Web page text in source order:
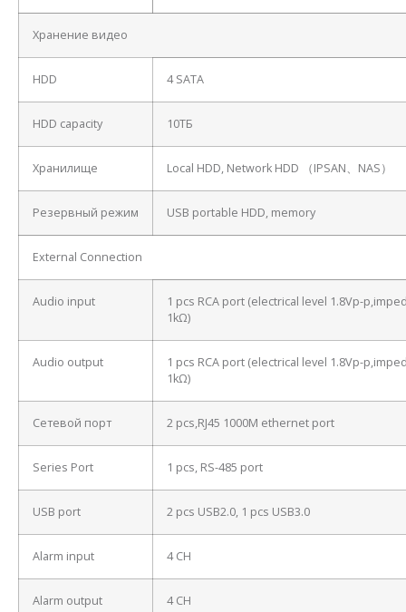
Хранение видео
HDD 4 SATA
HDD capacity 10ТБ
Хранилище Local HDD, Network HDD （IPSAN、NAS）
Резервный режим USB portable HDD, memory
External Connection
Audio input
1 pcs RCA port (electrical level 1.8Vp-
1kΩ)
Audio output
1 pcs RCA port (electrical level 1.8Vp-
1kΩ)
Сетевой порт 2 pcs,RJ45 1000M ethernet port
Series Port 1 pcs, RS-485 port
USB port 2 pcs USB2.0, 1 pcs USB3.0
Alarm input 4 CH
Alarm output 4 CH